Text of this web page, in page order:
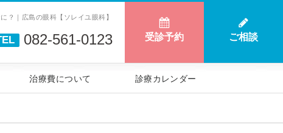
？｜広島の眼科【ソレイユ眼科】
082-561-0123 受診予約 ご相談
治療費について 診療カレンダー